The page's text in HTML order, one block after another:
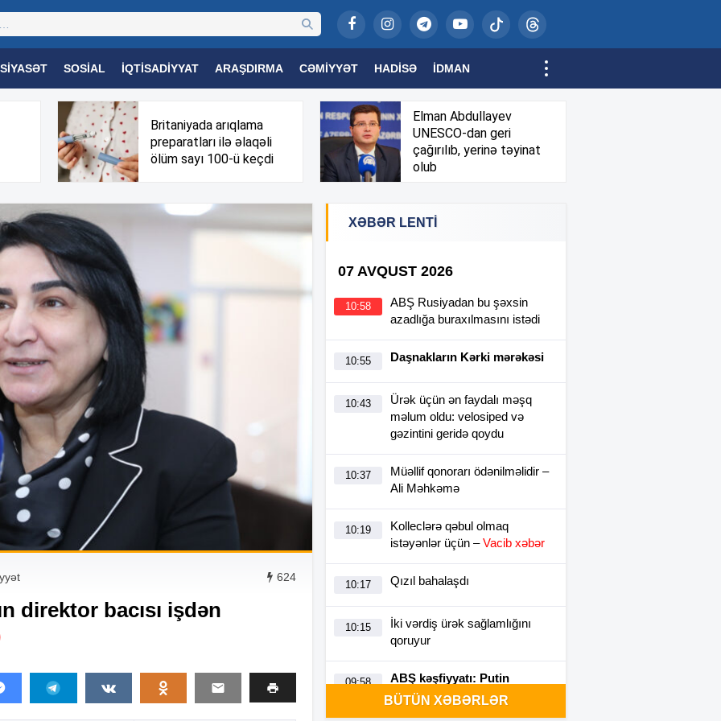
SIYASƏT SOSIAL İQTISADIYYAT ARAŞDIRMA CƏMIYYƏT HADISƏ İDMAN
TƏHSIL SAĞLAMLIQ
Britaniyada arıqlama
preparatları ilə əlaqəli
ölüm sayı 100-ü keçdi
Elman Abdullayev
UNESCO-dan geri
çağırılıb, yerinə təyinat
olub
624
direktor bacısı işdən
XƏBƏR LENTİ
07 AVQUST 2026
10:58
ABŞ Rusiyadan bu şəxsin
azadlığa buraxılmasını istədi
10:55 Daşnakların Kərki mərəkəsi
10:43
Ürək üçün ən faydalı məşq
məlum oldu: velosiped və
gəzintini geridə qoydu
10:37
Müəllif qonorarı ödənilməlidir –
Ali Məhkəmə
10:19
Kolleclərə qəbul olmaq
istəyənlər üçün –Vacib xəbər
10:17 Qızıl bahalaşdı
10:15
İki vərdiş ürək sağlamlığını
qoruyur
09:58
ABŞ kəşfiyyatı: Putin
NATO-ya bu payızdan
BÜTÜN XƏBƏRLƏR